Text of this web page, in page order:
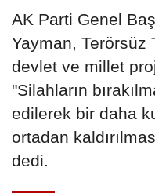
AK Parti Genel
Yayman, Terörsüz
devlet ve millet
"Silahların
edilerek bir daha
ortadan
dedi.